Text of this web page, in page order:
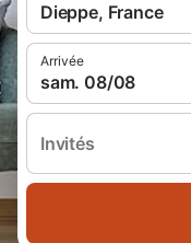
Dieppe, France
Arrivée
sam. 08/08
Invités